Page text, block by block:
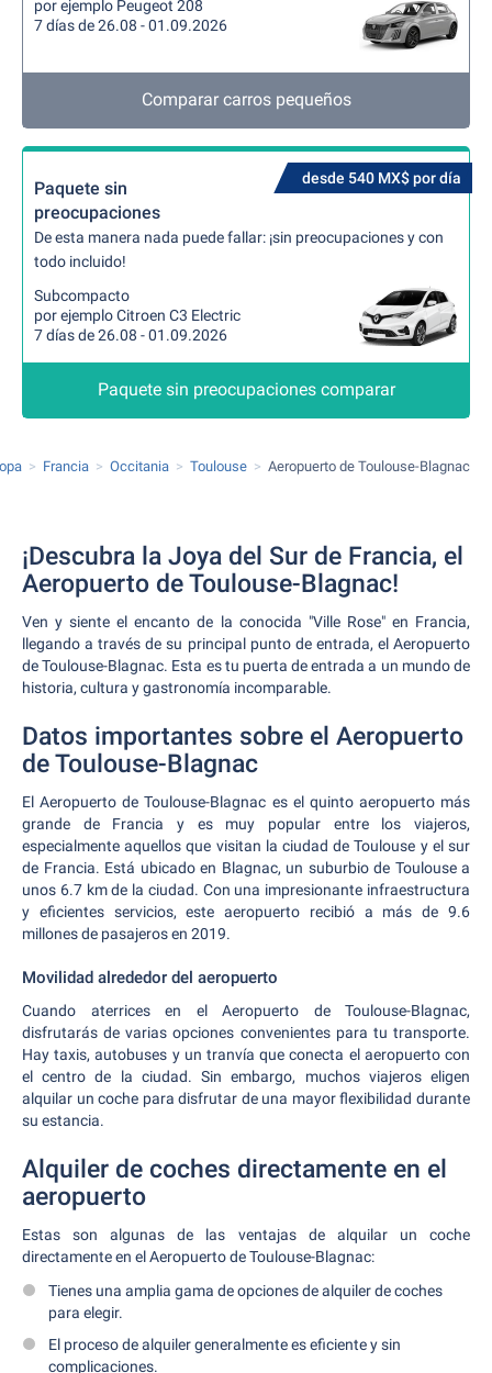
por ejemplo Peugeot 208
7 días de 26.08 - 01.09.2026
Comparar carros pequeños
desde 540 MX$ por día
Paquete sin
preocupaciones
De esta manera nada puede fallar: ¡sin preocupaciones y con
todo incluido!
Subcompacto
por ejemplo Citroen C3 Electric
7 días de 26.08 - 01.09.2026
Paquete sin preocupaciones comparar
Francia Occitania Toulouse Aeropuerto de Toulouse-Blagnac
¡Descubra la Joya del Sur de Francia, el
Aeropuerto de Toulouse-Blagnac!
Ven y siente el encanto de la conocida "Ville Rose" en Francia,
llegando a través de su principal punto de entrada, el Aeropuerto
de Toulouse-Blagnac. Esta es tu puerta de entrada a un mundo de
historia, cultura y gastronomía incomparable.
Datos importantes sobre el Aeropuerto
de Toulouse-Blagnac
El Aeropuerto de Toulouse-Blagnac es el quinto aeropuerto más
grande de Francia y es muy popular entre los viajeros,
especialmente aquellos que visitan la ciudad de Toulouse y el sur
de Francia. Está ubicado en Blagnac, un suburbio de Toulouse a
unos 6.7 km de la ciudad. Con una impresionante infraestructura
y eficientes servicios, este aeropuerto recibió a más de 9.6
millones de pasajeros en 2019.
Movilidad alrededor del aeropuerto
Cuando aterrices en el Aeropuerto de Toulouse-Blagnac,
disfrutarás de varias opciones convenientes para tu transporte.
Hay taxis, autobuses y un tranvía que conecta el aeropuerto con
el centro de la ciudad. Sin embargo, muchos viajeros eligen
alquilar un coche para disfrutar de una mayor flexibilidad durante
su estancia.
Alquiler de coches directamente en el
aeropuerto
Estas son algunas de las ventajas de alquilar un coche
directamente en el Aeropuerto de Toulouse-Blagnac:
Tienes una amplia gama de opciones de alquiler de coches
para elegir.
El proceso de alquiler generalmente es eficiente y sin
complicaciones.